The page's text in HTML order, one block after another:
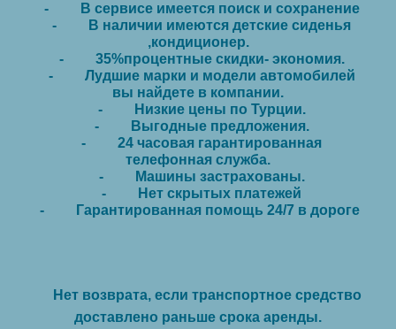
- В сервисе имеется поиск и сохранение
- В наличии имеются детские сиденья
,кондиционер.
- 35%процентные скидки- экономия.
- Лудшие марки и модели автомобилей
вы найдете в компании.
- Низкие цены по Турции.
- Выгодные предложения.
- 24 часовая гарантированная
телефонная служба.
- Машины застрахованы.
- Нет скрытых платежей
- Гарантированная помощь 24/7 в дороге
Нет возврата, если транспортное средство
доставлено раньше срока аренды.